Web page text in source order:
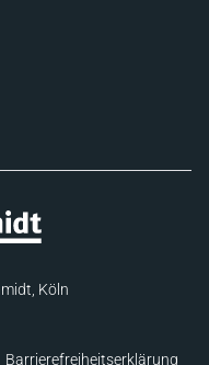
Köln
Barrierefreiheitserklärung